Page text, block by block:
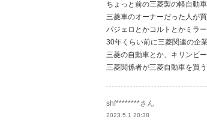
ちょっと前の三菱製の軽自動
三菱車のオーナーだった人が
パジェロとかコルトとかミラ
30年くらい前に三菱関連の企
三菱の自動車とか、キリンビ
三菱関係者が三菱自動車を買
shf********さん
2023.5.1 20:38